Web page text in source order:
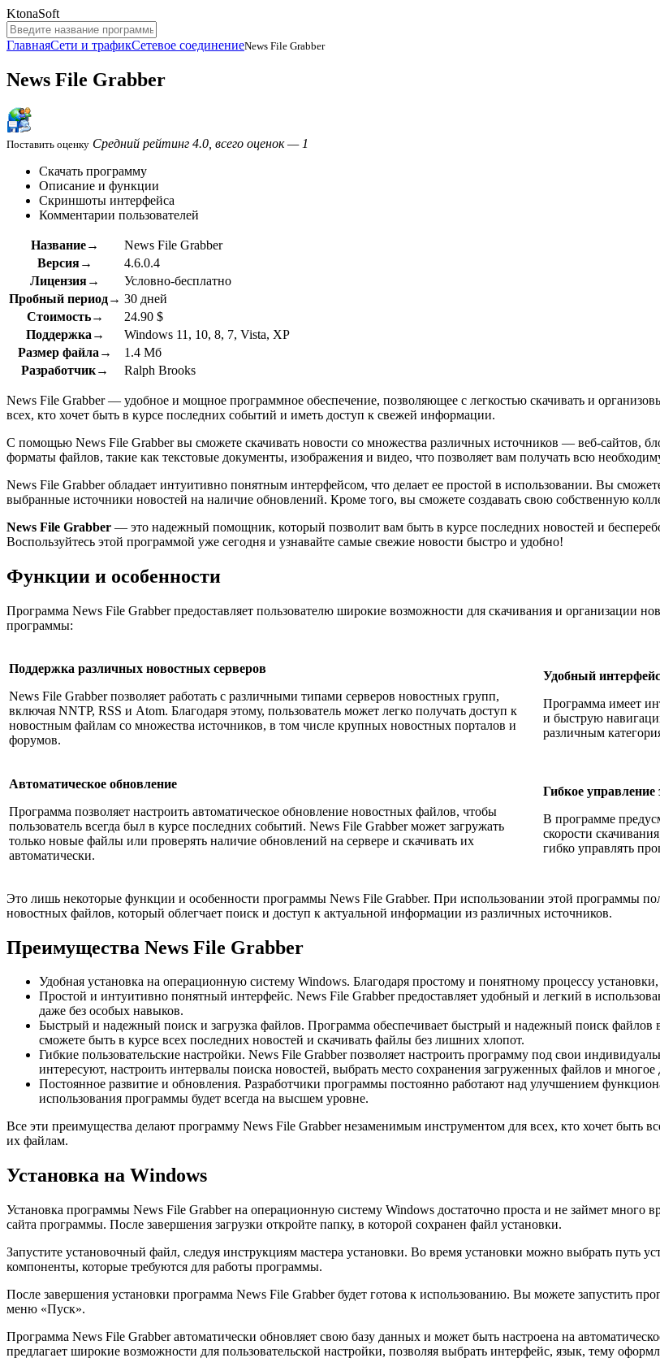
KtonaSoft
ГлавнаяСети и трафикСетевое соединениеNews File Grabber
News File Grabber
Поставить оценку Средний рейтинг 4.0, всего оценок — 1
Скачать программу
Описание и функции
Скриншоты интерфейса
Комментарии пользователей
Название→
News File Grabber
Версия→
4.6.0.4
Лицензия→
Условно-бесплатно
Пробный период→ 30 дней
Стоимость→
24.90 $
Поддержка→
Windows 11, 10, 8, 7, Vista, XP
Размер файла→
1.4 Мб
Разработчик→
Ralph Brooks
News File Grabber — удобное и мощное программное обеспечение, позволяющее с легкостью скачивать и
всех, кто хочет быть в курсе последних событий и иметь доступ к свежей информации.
С помощью News File Grabber вы сможете скачивать новости со множества различных источников — веб-сайтов,
форматы файлов, такие как текстовые документы, изображения и видео, что позволяет вам получать всю
News File Grabber обладает интуитивно понятным интерфейсом, что делает ее простой в использовании. Вы
выбранные источники новостей на наличие обновлений. Кроме того, вы сможете создавать свою собственную
News File Grabber — это надежный помощник, который позволит вам быть в курсе последних новостей и
Воспользуйтесь этой программой уже сегодня и узнавайте самые свежие новости быстро и удобно!
Функции и особенности
Программа News File Grabber предоставляет пользователю широкие возможности для скачивания и организации
программы:
Поддержка различных новостных серверов
News File Grabber позволяет работать с различными типами серверов новостных групп,
включая NNTP, RSS и Atom. Благодаря этому, пользователь может легко получать доступ к
новостным файлам со множества источников, в том числе крупных новостных порталов и
форумов.
Удобный
Программа имеет
и быструю
различным
Автоматическое обновление
Программа позволяет настроить автоматическое обновление новостных файлов, чтобы
пользователь всегда был в курсе последних событий. News File Grabber может загружать
только новые файлы или проверять наличие обновлений на сервере и скачивать их
автоматически.
Гибкое управление
В программе
скорости
гибко управлять
Это лишь некоторые функции и особенности программы News File Grabber. При использовании этой программы
новостных файлов, который облегчает поиск и доступ к актуальной информации из различных источников.
Преимущества News File Grabber
Удобная установка на операционную систему Windows. Благодаря простому и понятному процессу
Простой и интуитивно понятный интерфейс. News File Grabber предоставляет удобный и легкий в
даже без особых навыков.
Быстрый и надежный поиск и загрузка файлов. Программа обеспечивает быстрый и надежный поиск файлов
сможете быть в курсе всех последних новостей и скачивать файлы без лишних хлопот.
Гибкие пользовательские настройки. News File Grabber позволяет настроить программу под свои
интересуют, настроить интервалы поиска новостей, выбрать место сохранения загруженных файлов и многое
Постоянное развитие и обновления. Разработчики программы постоянно работают над улучшением
использования программы будет всегда на высшем уровне.
Все эти преимущества делают программу News File Grabber незаменимым инструментом для всех, кто хочет быть
их файлам.
Установка на Windows
Установка программы News File Grabber на операционную систему Windows достаточно проста и не займет много
сайта программы. После завершения загрузки откройте папку, в которой сохранен файл установки.
Запустите установочный файл, следуя инструкциям мастера установки. Во время установки можно выбрать путь
компоненты, которые требуются для работы программы.
После завершения установки программа News File Grabber будет готова к использованию. Вы можете запустить
меню «Пуск».
Программа News File Grabber автоматически обновляет свою базу данных и может быть настроена на
предлагает широкие возможности для пользовательской настройки, позволяя выбрать интерфейс, язык, тему